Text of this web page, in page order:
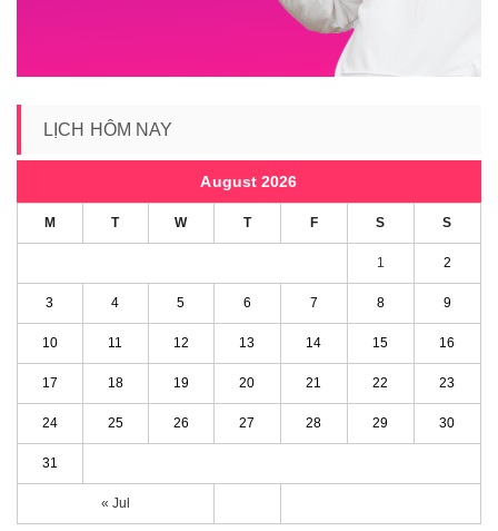
LỊCH HÔM NAY
August 2026
M T W T F S S
« Jul
1 2
3 4 5 6 7 8 9
10 11 12 13 14 15 16
17 18 19 20 21 22 23
24 25 26 27 28 29 30
31